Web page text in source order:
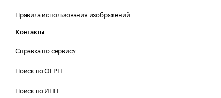
Правила использования изображений
Контакты
Справка по сервису
Поиск по ОГРН
Поиск по ИНН